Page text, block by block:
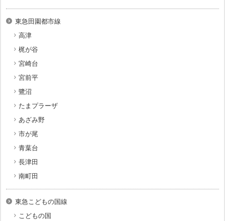
東急田園都市線
高津
梶が谷
宮崎台
宮前平
鷺沼
たまプラーザ
あざみ野
市が尾
青葉台
長津田
南町田
東急こどもの国線
こどもの国